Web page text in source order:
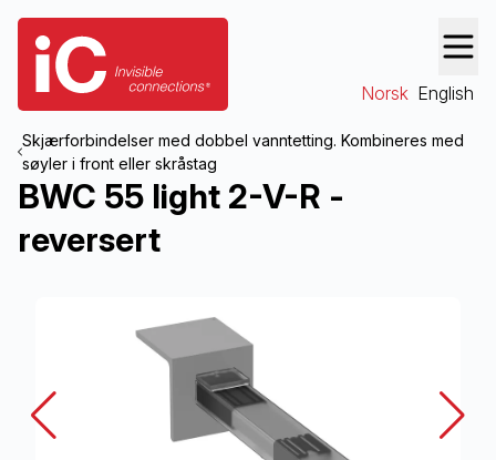
Norsk English
Skjærforbindelser med dobbel vanntetting. Kombineres med
søyler i front eller skråstag
BWC 55 light 2-V-R -
reversert